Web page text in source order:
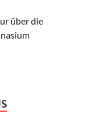
über die